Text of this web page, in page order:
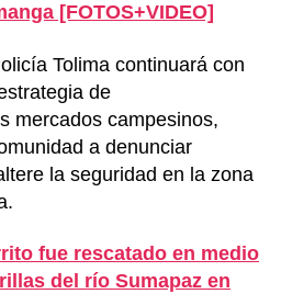
[FOTOS+VIDEO]
Tolima continuará con
de
mercados campesinos,
a denunciar
la seguridad en la zona
fue rescatado en medio
del río Sumapaz en